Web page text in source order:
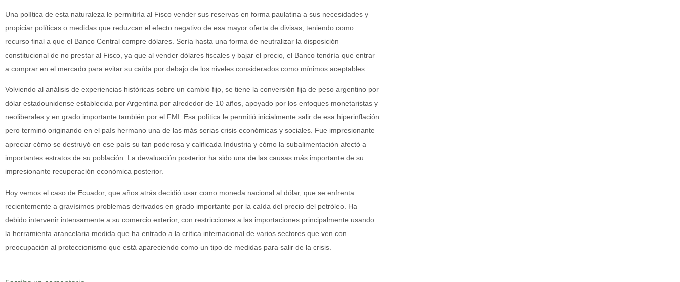
Una política de esta naturaleza le permitiría al Fisco vender sus reservas en forma paulatina a sus necesidades y
propiciar políticas o medidas que reduzcan el efecto negativo de esa mayor oferta de divisas, teniendo como
recurso final a que el Banco Central compre dólares. Sería hasta una forma de neutralizar la disposición
constitucional de no prestar al Fisco, ya que al vender dólares fiscales y bajar el precio, el Banco tendría que entrar
a comprar en el mercado para evitar su caída por debajo de los niveles considerados como mínimos aceptables.
Volviendo al análisis de experiencias históricas sobre un cambio fijo, se tiene la conversión fija de peso argentino por
dólar estadounidense establecida por Argentina por alrededor de 10 años, apoyado por los enfoques monetaristas y
neoliberales y en grado importante también por el FMI. Esa política le permitió inicialmente salir de esa hiperinflación
pero terminó originando en el país hermano una de las más serias crisis económicas y sociales. Fue impresionante
apreciar cómo se destruyó en ese país su tan poderosa y calificada Industria y cómo la subalimentación afectó a
importantes estratos de su población. La devaluación posterior ha sido una de las causas más importante de su
impresionante recuperación económica posterior.
Hoy vemos el caso de Ecuador, que años atrás decidió usar como moneda nacional al dólar, que se enfrenta
recientemente a gravísimos problemas derivados en grado importante por la caída del precio del petróleo. Ha
debido intervenir intensamente a su comercio exterior, con restricciones a las importaciones principalmente usando
la herramienta arancelaria medida que ha entrado a la crítica internacional de varios sectores que ven con
preocupación al proteccionismo que está apareciendo como un tipo de medidas para salir de la crisis.